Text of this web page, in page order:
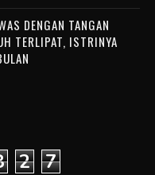
DENGAN TANGAN
TERLIPAT, ISTRINYA
2 7